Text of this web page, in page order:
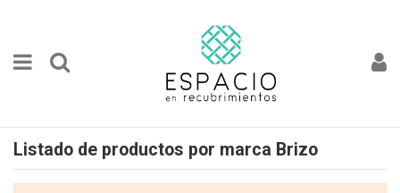
Listado de productos por marca Brizo